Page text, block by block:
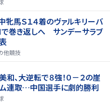
牝馬Ｓ１４着のヴァルキリーバ
で巻き返しへ サンデーサラブ
他競技
和、大逆転で８強！０－２の崖
ム連取…中国選手に劇的勝利